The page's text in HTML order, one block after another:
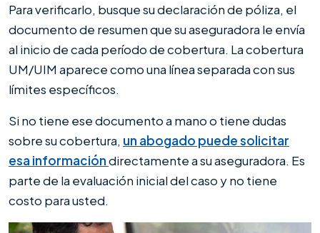
Para verificarlo, busque su declaración de póliza, el
documento de resumen que su aseguradora le envía
al inicio de cada período de cobertura. La cobertura
UM/UIM aparece como una línea separada con sus
límites específicos.
Si no tiene ese documento a mano o tiene dudas
sobre su cobertura, un abogado puede solicitar
esa informacióndirectamente a su aseguradora. Es
parte de la evaluación inicial del caso y no tiene
costo para usted.